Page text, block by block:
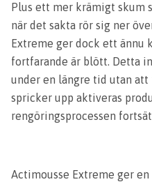
Plus ett mer krämigt skum
när det sakta rör sig ner
Extreme ger dock ett ännu
fortfarande är blött. Detta
under en längre tid utan
spricker upp aktiveras
rengöringsprocessen
Actimousse Extreme ger